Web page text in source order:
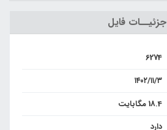
جزئیــات فایل
6274
۱۴۰۲/۱۱/۳
18.4 مگابایت
دارد